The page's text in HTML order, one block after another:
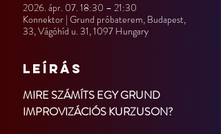
2026. ápr. 07. 18:30 – 21:30
Konnektor | Grund próbaterem, Budapest,
33, Vágóhíd u. 31, 1097 Hungary
Leírás
MIRE SZÁMÍTS EGY GRUND
IMPROVIZÁCIÓS KURZUSON?